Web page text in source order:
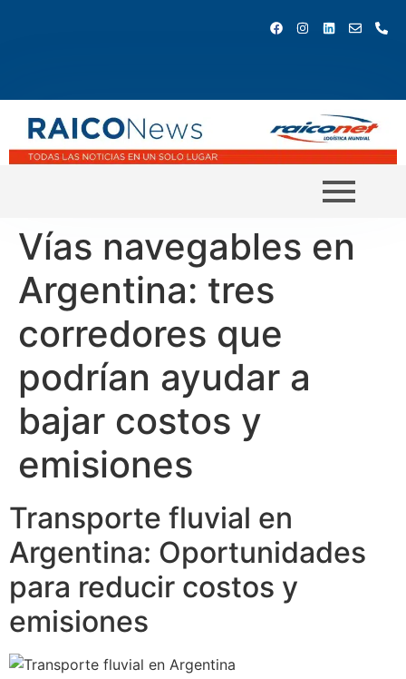
Vías navegables en
Argentina: tres
corredores que
podrían ayudar a
bajar costos y
emisiones
Transporte fluvial en
Argentina: Oportunidades
para reducir costos y
emisiones